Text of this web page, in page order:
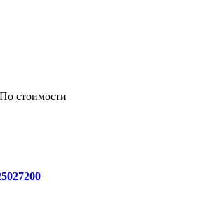
По стоимости